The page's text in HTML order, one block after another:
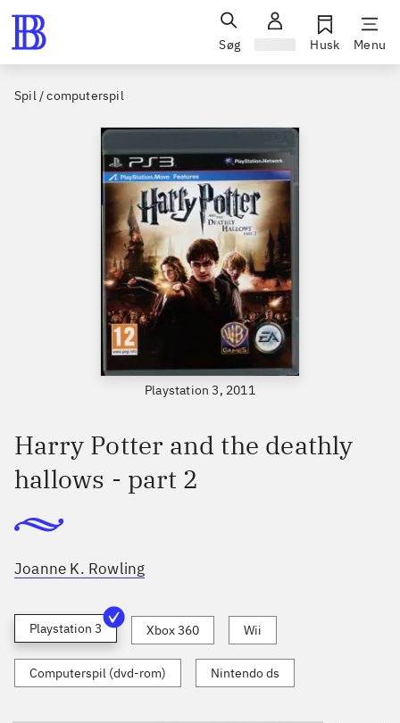
Søg Husk Menu
Spil / computerspil
Playstation 3, 2011
Harry Potter and the deathly
hallows - part 2
Joanne K. Rowling
Playstation 3 Xbox 360 Wii
Computerspil (dvd-rom) Nintendo ds